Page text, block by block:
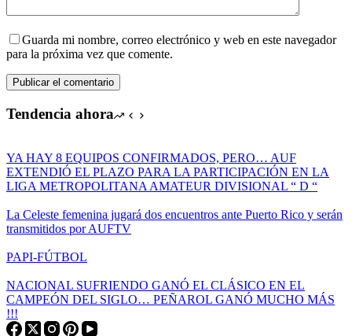
Guarda mi nombre, correo electrónico y web en este navegador
para la próxima vez que comente.
Publicar el comentario
Tendencia ahora
YA HAY 8 EQUIPOS CONFIRMADOS, PERO… AUF
EXTENDIÓ EL PLAZO PARA LA PARTICIPACIÓN EN LA
LIGA METROPOLITANA AMATEUR DIVISIONAL “ D “
La Celeste femenina jugará dos encuentros ante Puerto Rico y serán
transmitidos por AUFTV
PAPI-FÚTBOL
NACIONAL SUFRIENDO GANÓ EL CLÁSICO EN EL
CAMPEÓN DEL SIGLO… PEÑAROL GANÓ MUCHO MÁS
!!!